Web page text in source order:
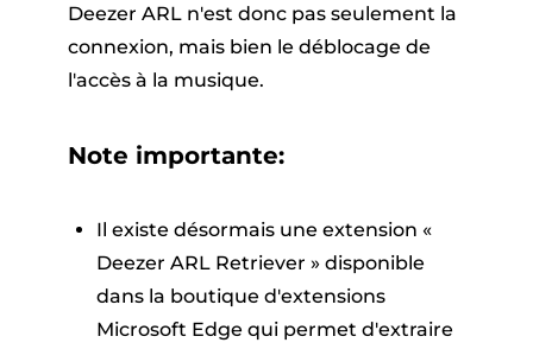
Deezer ARL n'est donc pas seulement la
connexion, mais bien le déblocage de
l'accès à la musique.
Note importante:
Il existe désormais une extension «
Deezer ARL Retriever » disponible
dans la boutique d'extensions
Microsoft Edge qui permet d'extraire